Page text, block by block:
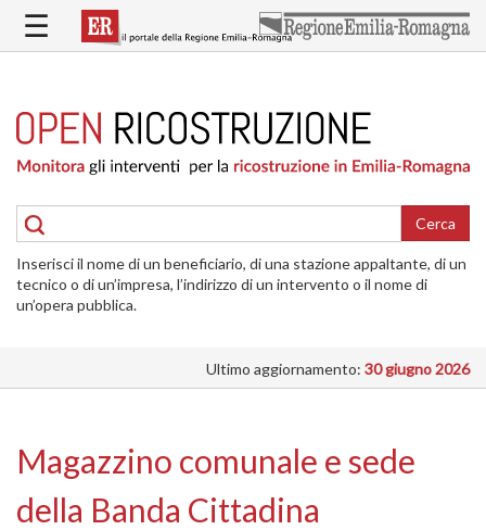
contenuto
RICOSTRUZIONE
PUBBLICA
DELLE
ABITAZIONI
RICOSTRUZIONE
ATTIVITÀ
INTERVENTI
SI
INTERVIENE
☰
Cerca
Inserisci il nome di un beneficiario, di una stazione appaltante, di un
tecnico o di un’impresa, l’indirizzo di un intervento o il nome di
un’opera pubblica.
Ultimo aggiornamento: 30 giugno 2026
Magazzino comunale e sede
della Banda Cittadina